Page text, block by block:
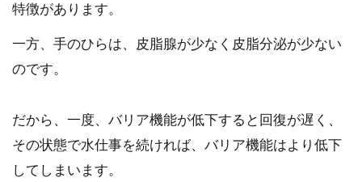
特徴があります。
一方、手のひらは、皮脂腺が少なく皮脂分泌が少ない
のです。
だから、一度、バリア機能が低下すると回復が遅く、
その状態で水仕事を続ければ、バリア機能はより低下
してしまいます。